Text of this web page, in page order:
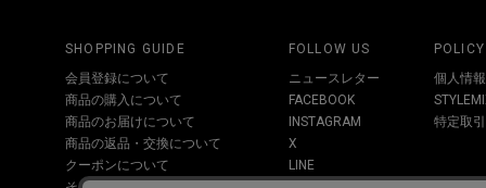
SHOPPING GUIDE
会員登録について
商品の購入について
商品のお届けについて
商品の返品・交換について
クーポンについて
FOLLOW US
ニュースレター
FACEBOOK
INSTAGRAM
X
LINE
POLICY
個人情
特定取